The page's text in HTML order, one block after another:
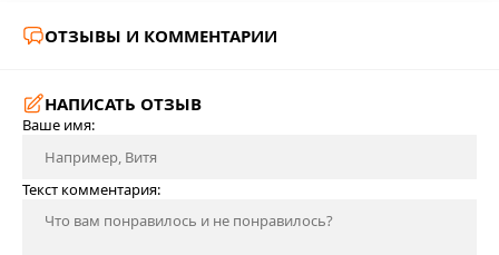
ОТЗЫВЫ И КОММЕНТАРИИ
НАПИСАТЬ ОТЗЫВ
Ваше имя:
Текст комментария: